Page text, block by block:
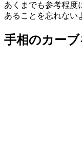
あくまでも参考程度
あることを忘れない
手相のカー